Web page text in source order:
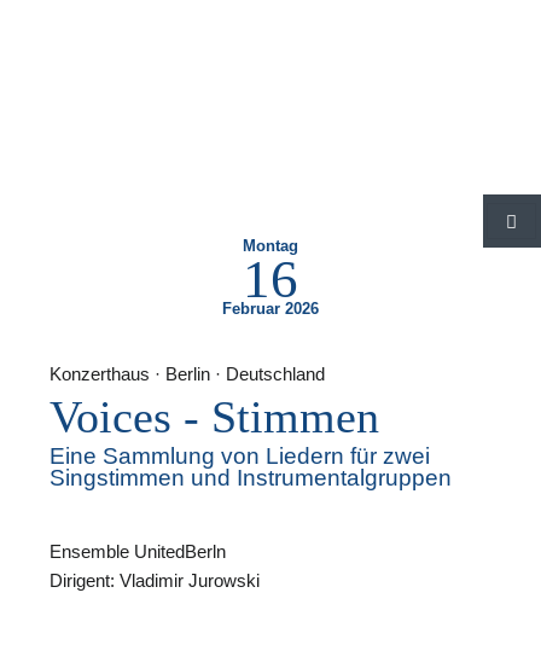
Montag
16
Februar 2026
Konzerthaus · Berlin · Deutschland
Voices - Stimmen
Eine Sammlung von Liedern für zwei
Singstimmen und Instrumentalgruppen
Ensemble UnitedBerln
Dirigent: Vladimir Jurowski